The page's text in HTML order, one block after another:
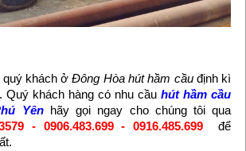
quý khách ởĐông Hòa hút hầm cầuđịnh kì
Quý khách hàng có nhu cầuhút hầm cầu
Yênhãy gọi ngay cho chúng tôi qua
- 0906.483.699 - 0916.485.699
để